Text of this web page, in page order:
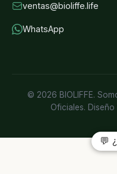
ventas@bioliffe.life
WhatsApp
© 2026 BIOLIFFE.
Oficiales. Diseño
💬